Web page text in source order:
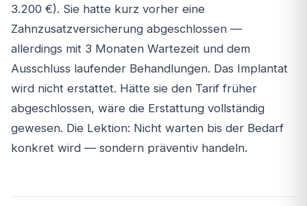
3.200 €). Sie hatte kurz vorher eine
Zahnzusatzversicherung abgeschlossen —
allerdings mit 3 Monaten Wartezeit und dem
Ausschluss laufender Behandlungen. Das Implantat
wird nicht erstattet. Hätte sie den Tarif früher
abgeschlossen, wäre die Erstattung vollständig
gewesen. Die Lektion: Nicht warten bis der Bedarf
konkret wird — sondern präventiv handeln.